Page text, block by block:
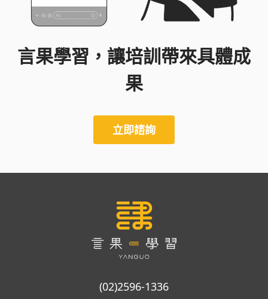
言果學習，讓培訓帶來具體成
果
立即諮詢
(02)2596-1336